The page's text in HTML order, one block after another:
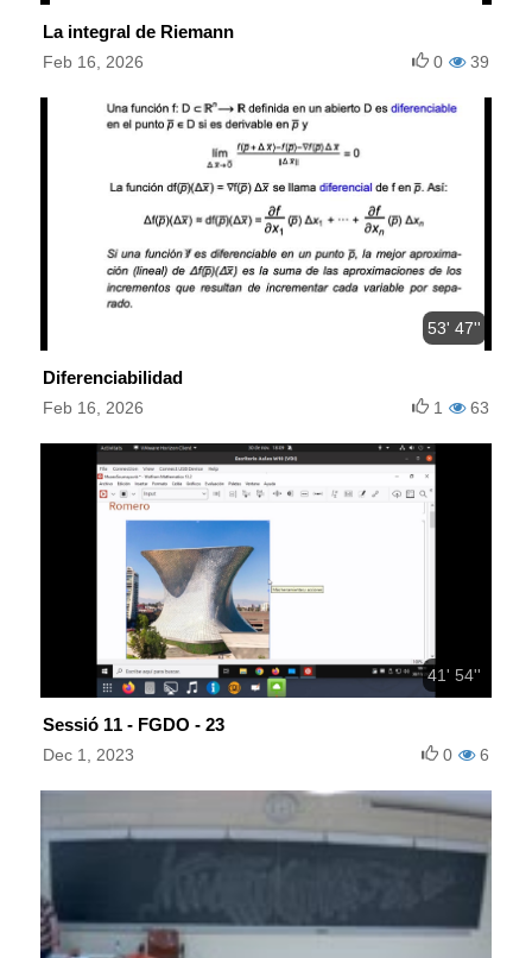
La integral de Riemann
Feb 16, 2026 39
0
53' 47''
Diferenciabilidad
Feb 16, 2026 63
1
41' 54''
Sessió 11 - FGDO - 23
Dec 1, 2023 6
0